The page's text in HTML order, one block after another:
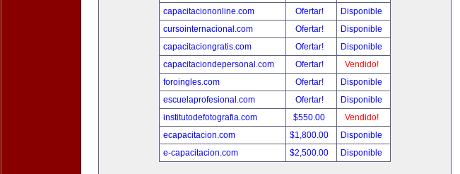
capacitaciononline.com
Ofertar!
Disponible
cursointernacional.com
Ofertar!
Disponible
capacitaciongratis.com
Ofertar!
Disponible
capacitaciondepersonal.com
Ofertar!
Vendido!
foroingles.com
Ofertar!
Disponible
escuelaprofesional.com
Ofertar!
Disponible
institutodefotografia.com
$550.00
Vendido!
ecapacitacion.com
$1,800.00
Disponible
e-capacitacion.com
$2,500.00 Disponible